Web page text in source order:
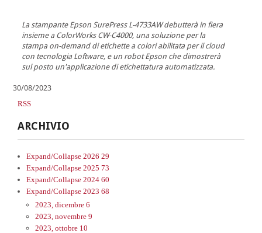
La stampante Epson SurePress L-4733AW debutterà in fiera
insieme a ColorWorks CW-C4000, una soluzione per la
stampa on-demand di etichette a colori abilitata per il cloud
con tecnologia Loftware, e un robot Epson che dimostrerà
sul posto un'applicazione di etichettatura automatizzata.
30/08/2023
RSS
ARCHIVIO
Expand/Collapse 2026 29
Expand/Collapse 2025 73
Expand/Collapse 2024 60
Expand/Collapse 2023 68
2023, dicembre 6
2023, novembre 9
2023, ottobre 10